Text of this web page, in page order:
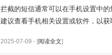
拦截的短信通常可以在手机设置中
建议查看手机相关设置或软件，以
2025-07-09 - [阅读全文]